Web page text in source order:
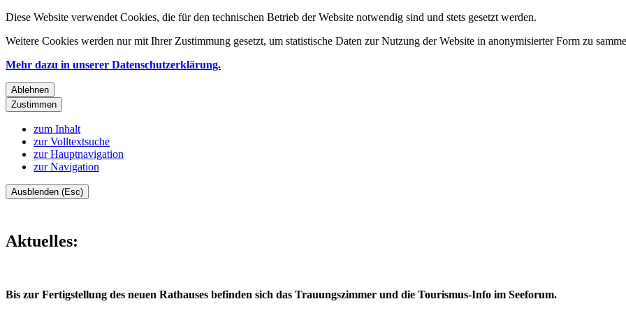
Diese Website verwendet Cookies, die für den technischen Betrieb der Website notwendig sind und stets gesetzt werden.
Weitere Cookies werden nur mit Ihrer Zustimmung gesetzt, um statistische Daten zur Nutzung der Website in anonymisierter Form zu
Mehr dazu in unserer Datenschutzerklärung.
Ablehnen
Zustimmen
zum Inhalt
zur Volltextsuche
zur Hauptnavigation
zur Navigation
Ausblenden (Esc)
Aktuelles:
Bis zur Fertigstellung des neuen Rathauses befinden sich das Trauungszimmer und die Tourismus-Info im Seeforum.